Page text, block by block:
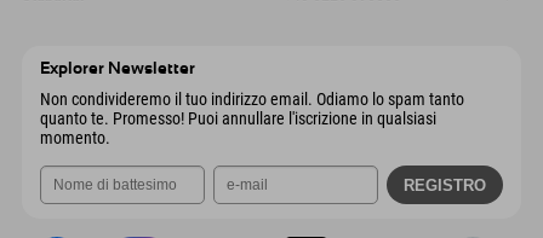
9546 Bad Kleinkirchheim
Informazioni sull'arrivo
Explorer Newsletter
Non condivideremo il tuo indirizzo email. Odiamo lo spam tanto
quanto te. Promesso! Puoi annullare l'iscrizione in qualsiasi
momento.